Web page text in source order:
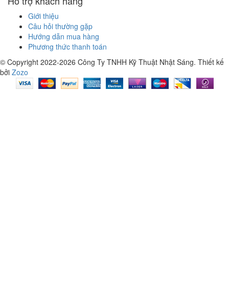
Giới thiệu
Câu hỏi thường gặp
Hướng dẫn mua hàng
Phương thức thanh toán
© Copyright 2022-2026 Công Ty TNHH Kỹ Thuật Nhật Sáng. Thiết kế
bởi Zozo